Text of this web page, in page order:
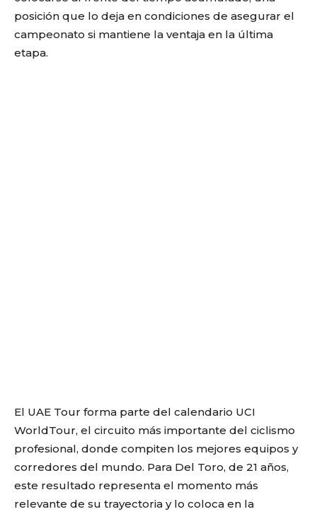
posición que lo deja en condiciones de asegurar el
campeonato si mantiene la ventaja en la última
etapa.
El UAE Tour forma parte del calendario UCI
WorldTour, el circuito más importante del ciclismo
profesional, donde compiten los mejores equipos y
corredores del mundo. Para Del Toro, de 21 años,
este resultado representa el momento más
relevante de su trayectoria y lo coloca en la